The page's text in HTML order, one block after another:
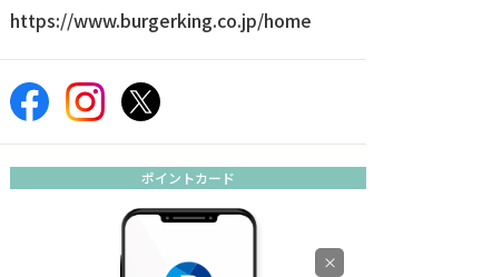
https://www.burgerking.co.jp/home
ポイントカード
×